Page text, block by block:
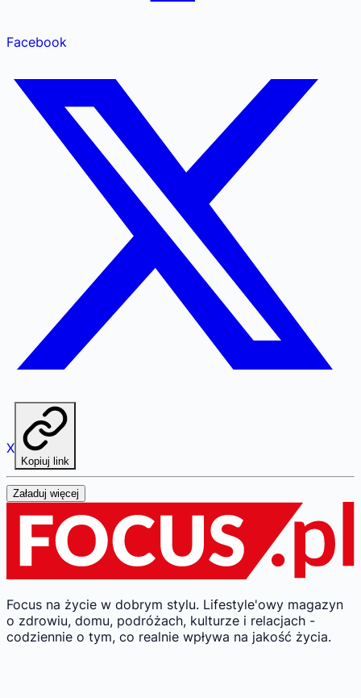
Facebook
X
Kopiuj link
Załaduj więcej
Focus na życie w dobrym stylu. Lifestyle'owy magazyn
o zdrowiu, domu, podróżach, kulturze i relacjach -
codziennie o tym, co realnie wpływa na jakość życia.